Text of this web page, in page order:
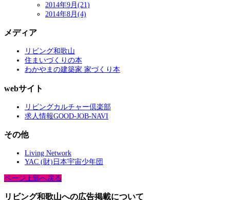
2014年9月(21)
2014年8月(4)
メディア
リビング和歌山
住まいづくりの本
わかやまの建築家 家づくり本
webサイト
リビングカルチャー倶楽部
求人情報GOOD-JOB-NAVI
その他
Living Network
YAC (財)日本宇宙少年団
ページ上部へ戻る
リビング和歌山への広告掲載について